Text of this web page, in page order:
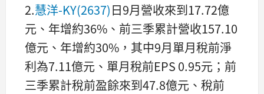
2.慧洋-KY(2637)日9月營收來到17.72億
元、年增約36%、前三季累計營收157.10
億元、年增約30%，其中9月單月稅前淨
利為7.11億元、單月稅前EPS 0.95元；前
三季累計稅前盈餘來到47.8億元、稅前